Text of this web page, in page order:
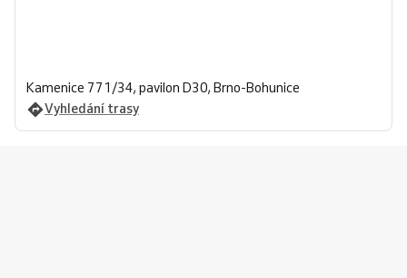
Kamenice 771/34, pavilon D30, Brno-Bohunice
Vyhledání trasy